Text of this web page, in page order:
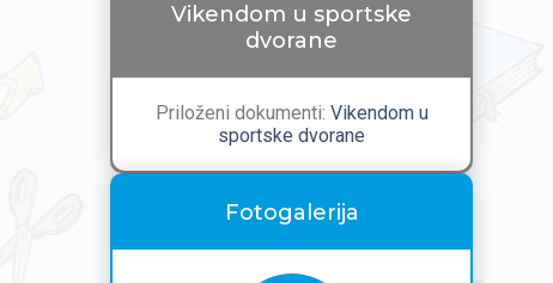
Vikendom u sportske
dvorane
Priloženi dokumenti: Vikendom u
sportske dvorane
Fotogalerija